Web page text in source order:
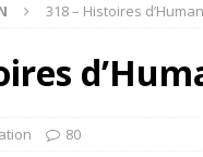
318 – Histoires
80